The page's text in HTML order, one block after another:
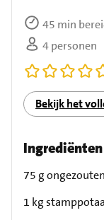
45 min
4 personen
Bekijk het
Ingrediënten
75 g
1 kg